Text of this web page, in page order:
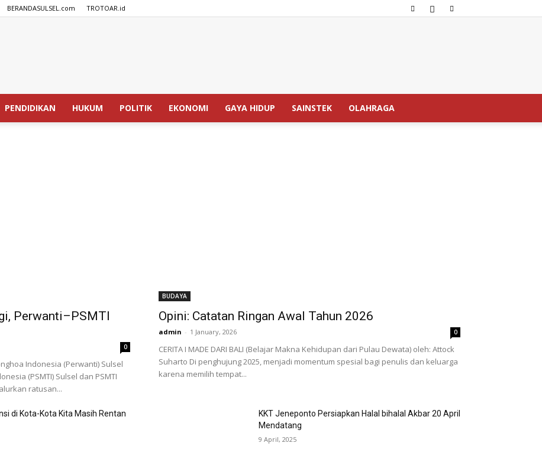
BERANDASULSEL.com TROTOAR.id
SPEDISIA.com
PENDIDIKAN HUKUM POLITIK EKONOMI GAYA HIDUP SAINSTEK OLAHRAGA
Perwanti–PSMTI
0
Indonesia (Perwanti) Sulsel
(PSMTI) Sulsel dan PSMTI
ratusan...
BUDAYA
Opini: Catatan Ringan Awal Tahun 2026
admin - 1 January, 2026 0
CERITA I MADE DARI BALI (Belajar Makna Kehidupan dari Pulau Dewata) oleh: Attock
Suharto Di penghujung 2025, menjadi momentum spesial bagi penulis dan keluarga
karena memilih tempat...
di Kota-Kota Kita Masih Rentan
KKT Jeneponto Persiapkan Halal bihalal Akbar 20 April
Mendatang
9 April, 2025